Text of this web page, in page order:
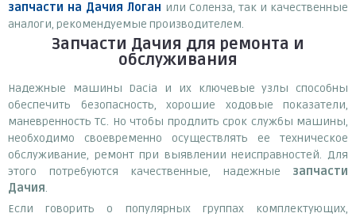
запчасти на Дачия Логан или Соленза, так и качественные
аналоги, рекомендуемые производителем.
Запчасти Дачия для ремонта и
обслуживания
Надежные машины Dacia и их ключевые узлы способны
обеспечить безопасность, хорошие ходовые показатели,
маневренность ТС. Но чтобы продлить срок службы машины,
необходимо своевременно осуществлять ее техническое
обслуживание, ремонт при выявлении неисправностей. Для
этого потребуются качественные, надежные запчасти
Дачия.
Если говорить о популярных группах комплектующих,